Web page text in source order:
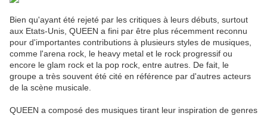
Bien qu'ayant été rejeté par les critiques à leurs débuts, surtout
aux Etats-Unis, QUEEN a fini par être plus récemment reconnu
pour d'importantes contributions à plusieurs styles de musiques,
comme l'arena rock, le heavy metal et le rock progressif ou
encore le glam rock et la pop rock, entre autres. De fait, le
groupe a très souvent été cité en référence par d'autres acteurs
de la scène musicale.
QUEEN a composé des musiques tirant leur inspiration de genres